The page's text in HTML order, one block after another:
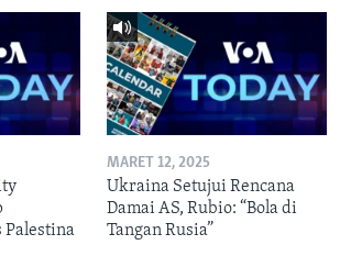
Palestina
MARET 12, 2025
Ukraina Setujui Rencana
Damai AS, Rubio: “Bola di
Tangan Rusia”